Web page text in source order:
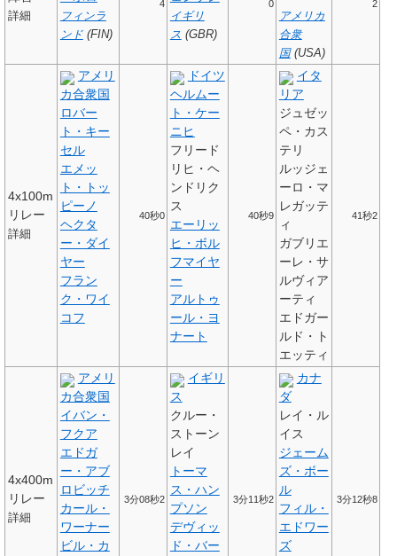
詳細
フィンラ
ンド(FIN)
4
イギリ
ス (GBR)
0
アメリカ
合衆
国(USA)
2
4x100m
リレー
詳細
アメリ
カ合衆国
ロバー
ト・キー
セル
エメッ
ト・トッ
ピーノ
ヘクタ
ー・ダイ
ヤー
フラン
ク・ワイ
コフ
40秒0
ドイツ
ヘルムー
ト・ケー
ニヒ
フリード
リヒ・ヘ
ンドリク
ス
エーリッ
ヒ・ボル
フマイヤ
ー
アルトゥ
ール・ヨ
ナート
40秒9
イタ
リア
ジュゼッ
ペ・カス
テリ
ルッジェ
ーロ・マ
レガッテ
ィ
ガブリエ
ーレ・サ
ルヴィア
ーティ
エドガー
ルド・ト
エッティ
41秒2
4x400m
リレー
詳細
アメリ
カ合衆国
イバン・
フクア
エドガ
ー・アブ
ロビッチ
カール・
ワーナー
ビル・カ
3分08秒2
イギリ
ス
クルー・
ストーン
レイ
トーマ
ス・ハン
プソン
デヴィッ
ド・バー
3分11秒2
カナ
ダ
レイ・ル
イス
ジェーム
ズ・ボー
ル
フィル・
エドワー
ズ
3分12秒8